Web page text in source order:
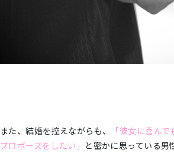
また、結婚を控えながらも、
「彼女に喜ん
プロポーズをしたい」 と密かに思っている男